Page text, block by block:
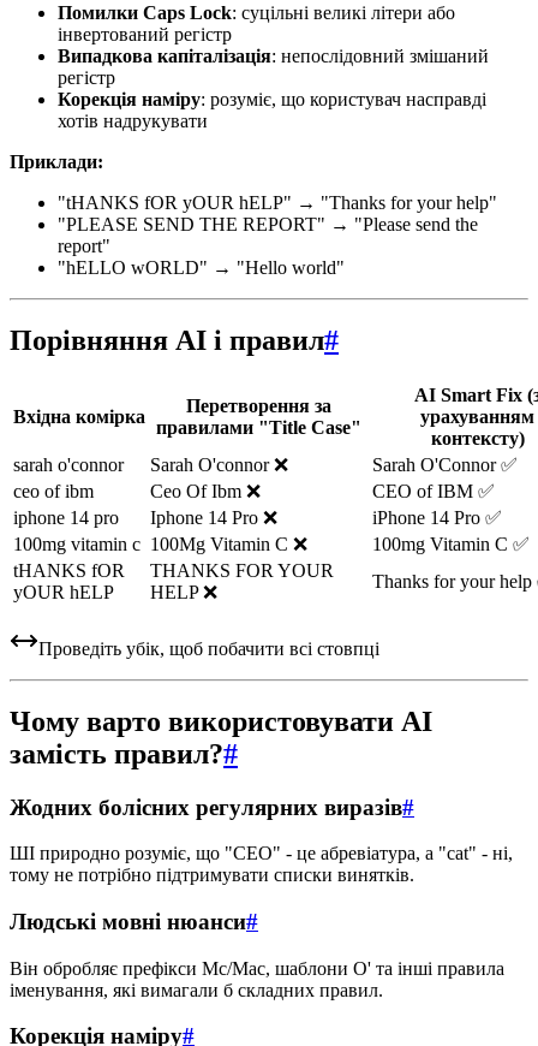
Помилки Caps Lock: суцільні великі літери або
інвертований регістр
Випадкова капіталізація: непослідовний змішаний
регістр
Корекція наміру: розуміє, що користувач насправді
хотів надрукувати
Приклади:
"tHANKS fOR yOUR hELP" → "Thanks for your help"
"PLEASE SEND THE REPORT" → "Please send the
report"
"hELLO wORLD" → "Hello world"
Порівняння AI і правил#
Вхідна комірка
Перетворення за
правилами "Title Case"
AI Smart Fix
урахуванням
контексту)
sarah o'connor
Sarah O'connor ❌
Sarah O'Connor ✅
ceo of ibm
Ceo Of Ibm ❌
CEO of IBM ✅
iphone 14 pro
Iphone 14 Pro ❌
iPhone 14 Pro ✅
100mg vitamin c 100Mg Vitamin C ❌
100mg Vitamin C ✅
tHANKS fOR
yOUR hELP
THANKS FOR YOUR
HELP ❌
Thanks for your help
Проведіть убік, щоб побачити всі стовпці
Чому варто використовувати AI
замість правил?#
Жодних болісних регулярних виразів#
ШІ природно розуміє, що "CEO" - це абревіатура, а "cat" - ні,
тому не потрібно підтримувати списки винятків.
Людські мовні нюанси#
Він обробляє префікси Mc/Mac, шаблони O' та інші правила
іменування, які вимагали б складних правил.
Корекція наміру#